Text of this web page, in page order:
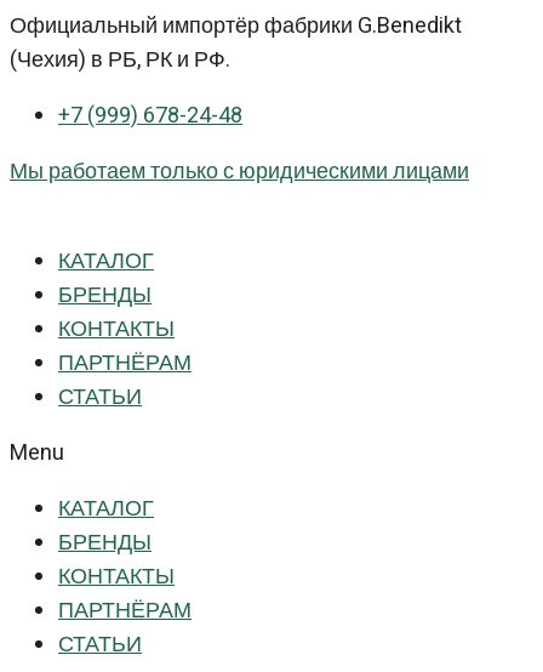
Перейти
к
Официальный импортёр фабрики G.Benedikt
(Чехия) в РБ, РК и РФ.
+7 (999) 678-24-48
Мы работаем только с юридическими лицами
КАТАЛОГ
БРЕНДЫ
КОНТАКТЫ
ПАРТНЁРАМ
СТАТЬИ
Menu
КАТАЛОГ
БРЕНДЫ
КОНТАКТЫ
ПАРТНЁРАМ
СТАТЬИ